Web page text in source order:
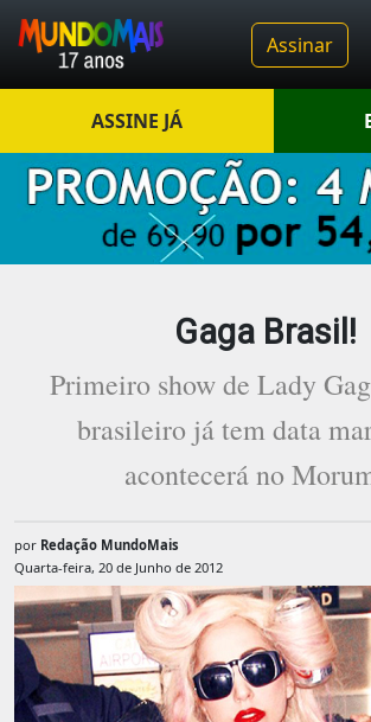
Assinar
ASSINE JÁ
Gaga Brasil!
Primeiro show de Lady
brasileiro já tem data
acontecerá no
por Redação MundoMais
Quarta-feira, 20 de Junho de 2012